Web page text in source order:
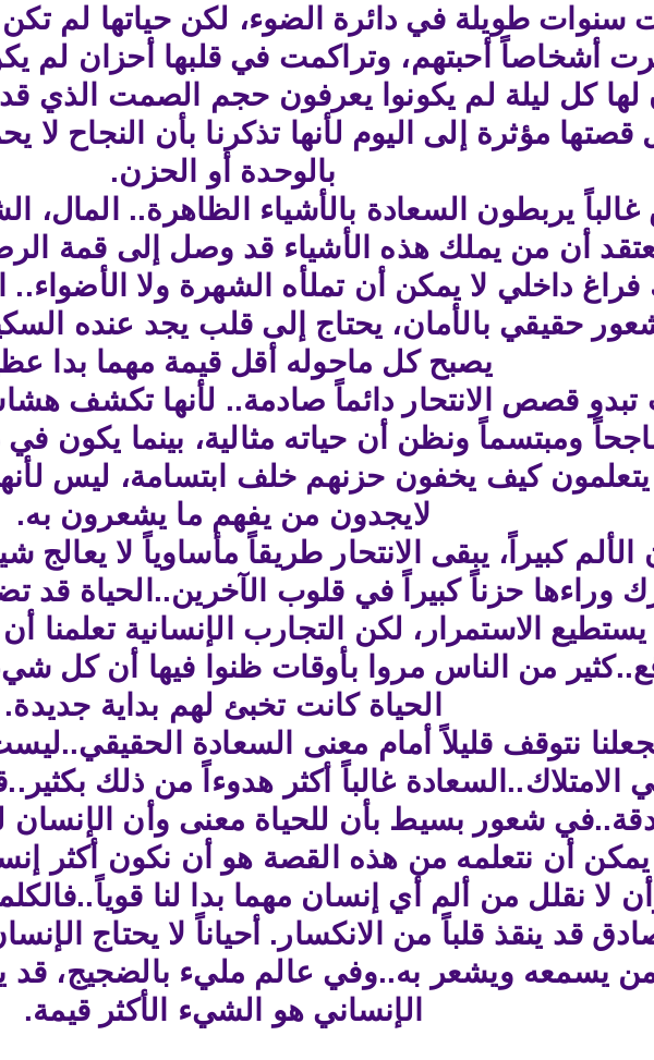
سنوات طويلة في دائرة الضوء، لكن حياتها لم
أشخاصاً أحبتهم، وتراكمت في قلبها أحزان لم
لها كل ليلة لم يكونوا يعرفون حجم الصمت الذي قد
مؤثرة إلى اليوم لأنها تذكرنا بأن النجاح لا
بالوحدة أو الحزن.
غالباً يربطون السعادة بالأشياء الظاهرة.. المال،
أن من يملك هذه الأشياء قد وصل إلى قمة
فراغ داخلي لا يمكن أن تملأه الشهرة ولا الأضواء..
حقيقي بالأمان، يحتاج إلى قلب يجد عنده
يصبح كل ماحوله أقل قيمة مهما بدا
تبدو قصص الانتحار دائماً صادمة.. لأنها تكشف
ومبتسماً ونظن أن حياته مثالية، بينما يكون في
كيف يخفون حزنهم خلف ابتسامة، ليس
لايجدون من يفهم ما يشعرون به.
كبيراً، يبقى الانتحار طريقاً مأساوياً لا
وراءها حزناً كبيراً في قلوب الآخرين..الحياة قد
يستطيع الاستمرار، لكن التجارب الإنسانية
من الناس مروا بأوقات ظنوا فيها أن كل
الحياة كانت تخبئ لهم بداية جديدة.
نتوقف قليلاً أمام معنى السعادة
الامتلاك..السعادة غالباً أكثر هدوءاً من ذلك
شعور بسيط بأن للحياة معنى وأن الإنسان
أن نتعلمه من هذه القصة هو أن نكون أكثر
لا نقلل من ألم أي إنسان مهما بدا لنا
قد ينقذ قلباً من الانكسار. أحياناً لا يحتاج
يسمعه ويشعر به..وفي عالم مليء بالضجيج، قد
الإنساني هو الشيء الأكثر قيمة.